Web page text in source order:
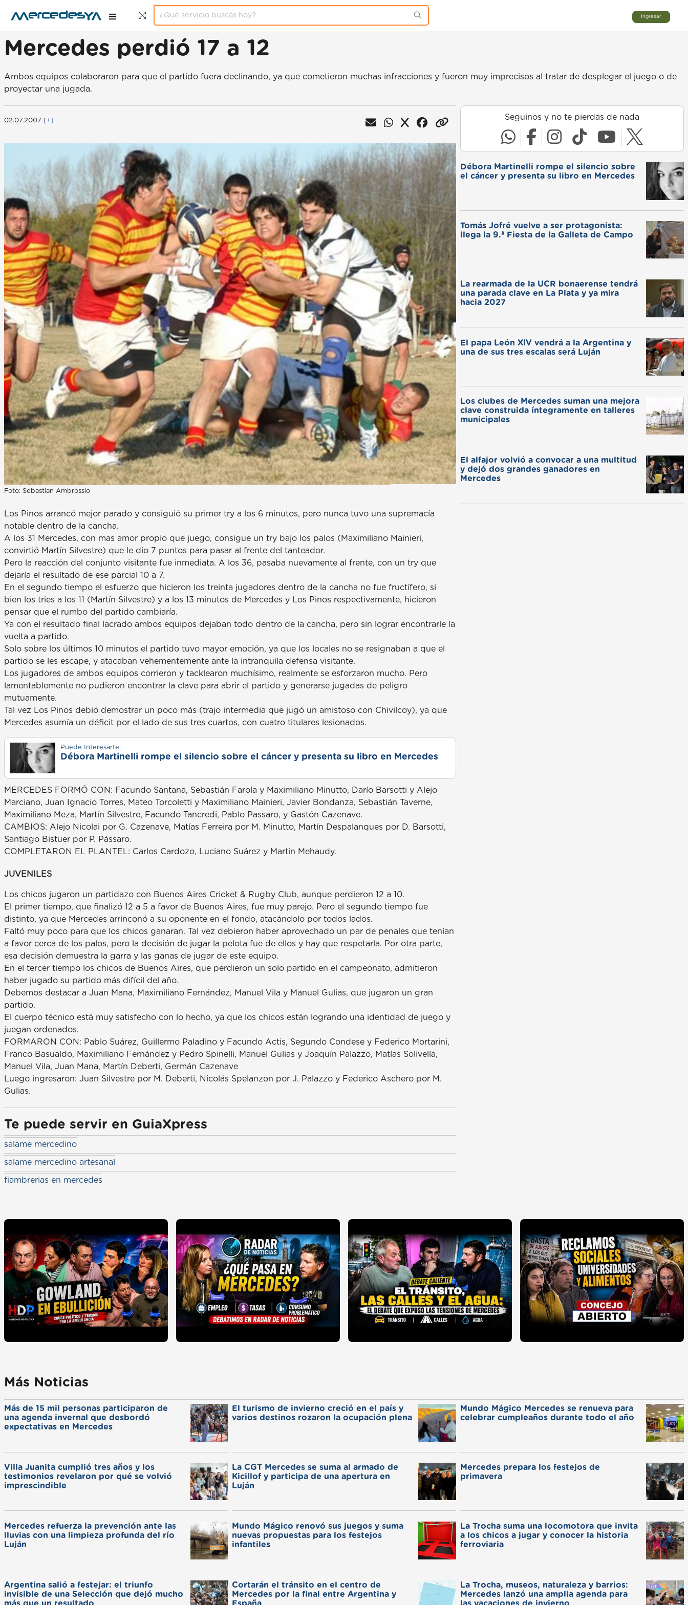
Ingresar
Mercedes perdió 17 a 12
Ambos equipos colaboraron para que el partido fuera declinando, ya que cometieron muchas infracciones y fueron muy imprecisos al tratar de desplegar el juego o de
proyectar una jugada.
02.07.2007 [+]
Foto: Sebastian Ambrossio
Los Pinos arrancó mejor parado y consiguió su primer try a los 6 minutos, pero nunca tuvo una supremacía
notable dentro de la cancha.
A los 31 Mercedes, con mas amor propio que juego, consigue un try bajo los palos (Maximiliano Mainieri,
convirtió Martín Silvestre) que le dio 7 puntos para pasar al frente del tanteador.
Pero la reacción del conjunto visitante fue inmediata. A los 36, pasaba nuevamente al frente, con un try que
dejaría el resultado de ese parcial 10 a 7.
En el segundo tiempo el esfuerzo que hicieron los treinta jugadores dentro de la cancha no fue fructífero, si
bien los tries a los 11 (Martín Silvestre) y a los 13 minutos de Mercedes y Los Pinos respectivamente, hicieron
pensar que el rumbo del partido cambiaría.
Ya con el resultado final lacrado ambos equipos dejaban todo dentro de la cancha, pero sin lograr encontrarle la
vuelta a partido.
Solo sobre los últimos 10 minutos el partido tuvo mayor emoción, ya que los locales no se resignaban a que el
partido se les escape, y atacaban vehementemente ante la intranquila defensa visitante.
Los jugadores de ambos equipos corrieron y tacklearon muchísimo, realmente se esforzaron mucho. Pero
lamentablemente no pudieron encontrar la clave para abrir el partido y generarse jugadas de peligro
mutuamente.
Tal vez Los Pinos debió demostrar un poco más (trajo intermedia que jugó un amistoso con Chivilcoy), ya que
Mercedes asumía un déficit por el lado de sus tres cuartos, con cuatro titulares lesionados.
Puede Interesarte:
Débora Martinelli rompe el silencio sobre el cáncer y presenta su libro en Mercedes
MERCEDES FORMÓ CON: Facundo Santana, Sebastián Farola y Maximiliano Minutto, Darío Barsotti y Alejo
Marciano, Juan Ignacio Torres, Mateo Torcoletti y Maximiliano Mainieri, Javier Bondanza, Sebastián Taverne,
Maximiliano Meza, Martín Silvestre, Facundo Tancredi, Pablo Passaro, y Gastón Cazenave.
CAMBIOS: Alejo Nicolai por G. Cazenave, Matías Ferreira por M. Minutto, Martín Despalanques por D. Barsotti,
Santiago Bistuer por P. Pássaro.
COMPLETARON EL PLANTEL: Carlos Cardozo, Luciano Suárez y Martín Mehaudy.
JUVENILES
Los chicos jugaron un partidazo con Buenos Aires Cricket & Rugby Club, aunque perdieron 12 a 10.
El primer tiempo, que finalizó 12 a 5 a favor de Buenos Aires, fue muy parejo. Pero el segundo tiempo fue
distinto, ya que Mercedes arrinconó a su oponente en el fondo, atacándolo por todos lados.
Faltó muy poco para que los chicos ganaran. Tal vez debieron haber aprovechado un par de penales que tenían
a favor cerca de los palos, pero la decisión de jugar la pelota fue de ellos y hay que respetarla. Por otra parte,
esa decisión demuestra la garra y las ganas de jugar de este equipo.
En el tercer tiempo los chicos de Buenos Aires, que perdieron un solo partido en el campeonato, admitieron
haber jugado su partido más difícil del año.
Debemos destacar a Juan Mana, Maximiliano Fernández, Manuel Vila y Manuel Gulias, que jugaron un gran
partido.
El cuerpo técnico está muy satisfecho con lo hecho, ya que los chicos están logrando una identidad de juego y
juegan ordenados.
FORMARON CON: Pablo Suárez, Guillermo Paladino y Facundo Actis, Segundo Condese y Federico Mortarini,
Franco Basualdo, Maximiliano Fernández y Pedro Spinelli, Manuel Gulias y Joaquín Palazzo, Matías Solivella,
Manuel Vila, Juan Mana, Martín Deberti, Germán Cazenave
Luego ingresaron: Juan Silvestre por M. Deberti, Nicolás Spelanzon por J. Palazzo y Federico Aschero por M.
Gulias.
Te puede servir en GuiaXpress
salame mercedino
salame mercedino artesanal
fiambrerias en mercedes
Seguinos y no te pierdas de nada
Débora Martinelli rompe el silencio sobre
el cáncer y presenta su libro en Mercedes
Tomás Jofré vuelve a ser protagonista:
llega la 9.ª Fiesta de la Galleta de Campo
La rearmada de la UCR bonaerense tendrá
una parada clave en La Plata y ya mira
hacia 2027
El papa León XIV vendrá a la Argentina y
una de sus tres escalas será Luján
Los clubes de Mercedes suman una mejora
clave construida íntegramente en talleres
municipales
El alfajor volvió a convocar a una multitud
y dejó dos grandes ganadores en
Mercedes
Más Noticias
Más de 15 mil personas participaron de
una agenda invernal que desbordó
expectativas en Mercedes
El turismo de invierno creció en el país y
varios destinos rozaron la ocupación plena
Mundo Mágico Mercedes se renueva para
celebrar cumpleaños durante todo el año
Villa Juanita cumplió tres años y los
testimonios revelaron por qué se volvió
imprescindible
La CGT Mercedes se suma al armado de
Kicillof y participa de una apertura en
Luján
Mercedes prepara los festejos de
primavera
Mercedes refuerza la prevención ante las
lluvias con una limpieza profunda del río
Luján
Mundo Mágico renovó sus juegos y suma
nuevas propuestas para los festejos
infantiles
La Trocha suma una locomotora que invita
a los chicos a jugar y conocer la historia
ferroviaria
Argentina salió a festejar: el triunfo
invisible de una Selección que dejó mucho
Cortarán el tránsito en el centro de
Mercedes por la final entre Argentina y
La Trocha, museos, naturaleza y barrios:
Mercedes lanzó una amplia agenda para